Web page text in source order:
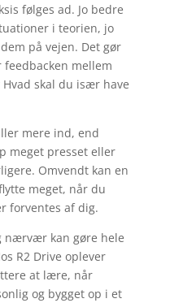
følges ad. Jo bedre
i teorien, jo
på vejen. Det gør
mellem
skal du især have
mere ind, end
meget presset eller
Omvendt kan en
meget, når du
forventes af dig.
nærvær kan gøre hele
R2 Drive oplever
at lære, når
og bygget op i et